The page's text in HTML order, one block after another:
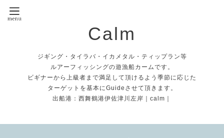
Calm
ジギング・タイラバ・イカメタル・ティップラン等
ルアーフィッシングの遊漁船カームです。
ビギナーから上級者まで満足して頂けるよう季節に応じた
ターゲットを基本にGuideさせて頂きます。
出船港：西舞鶴港伊佐津川左岸｜calm｜